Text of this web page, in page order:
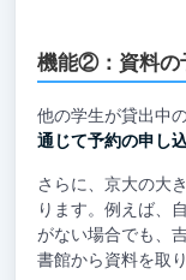
機能②：資料の
他の学生が貸出中
通じて予約の申し
さらに、京大の大
ります。例えば、
がない場合でも、
書館から資料を取